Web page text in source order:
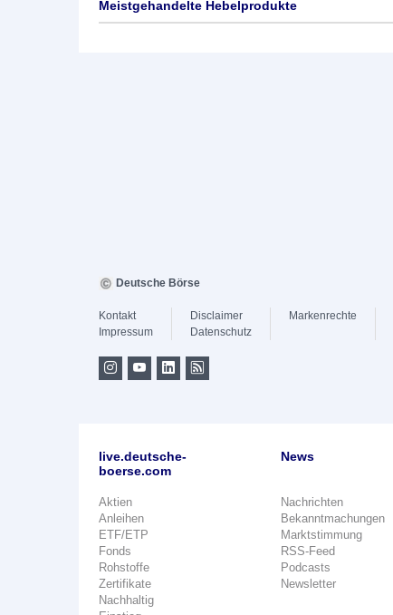
Meistgehandelte Hebelprodukte
Deutsche Börse
Kontakt
Impressum
Disclaimer
Datenschutz
Markenrechte
live.deutsche-
boerse.com
Aktien
Anleihen
ETF/ETP
Fonds
Rohstoffe
Zertifikate
Nachhaltig
News
Nachrichten
Bekanntmachungen
Marktstimmung
RSS-Feed
Podcasts
Newsletter